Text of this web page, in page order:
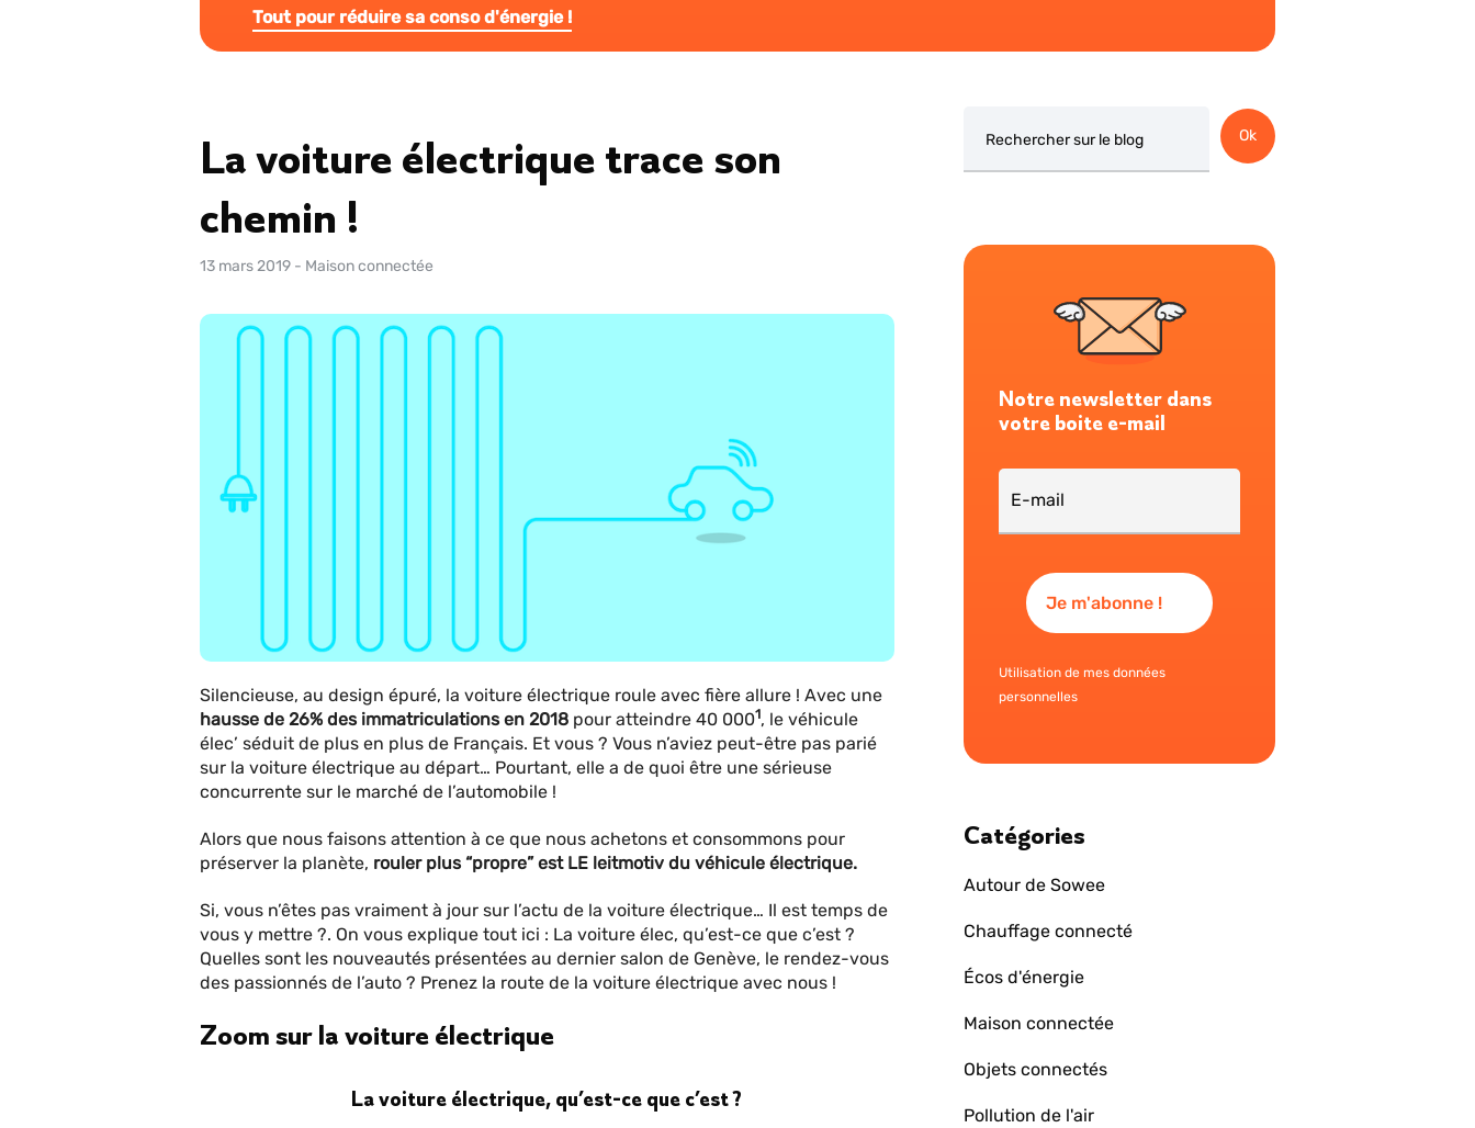
Tout pour réduire sa conso d'énergie !
La voiture électrique trace son
chemin !
13 mars 2019 - Maison connectée
Silencieuse, au design épuré, la voiture électrique roule avec fière allure ! Avec une
hausse de 26% des immatriculations en 2018 pour atteindre 40 0001, le véhicule
élec’ séduit de plus en plus de Français. Et vous ? Vous n’aviez peut-être pas parié
sur la voiture électrique au départ… Pourtant, elle a de quoi être une sérieuse
concurrente sur le marché de l’automobile !
Alors que nous faisons attention à ce que nous achetons et consommons pour
préserver la planète, rouler plus “propre” est LE leitmotiv du véhicule électrique.
Si, vous n’êtes pas vraiment à jour sur l’actu de la voiture électrique… Il est temps de
vous y mettre ?. On vous explique tout ici : La voiture élec, qu’est-ce que c’est ?
Quelles sont les nouveautés présentées au dernier salon de Genève, le rendez-vous
des passionnés de l’auto ? Prenez la route de la voiture électrique avec nous !
Zoom sur la voiture électrique
La voiture électrique, qu’est-ce que c’est ?
Ok
Notre newsletter dans
votre boite e-mail
Utilisation de mes données
personnelles
Catégories
Autour de Sowee
Chauffage connecté
Écos d'énergie
Maison connectée
Objets connectés
Pollution de l'air